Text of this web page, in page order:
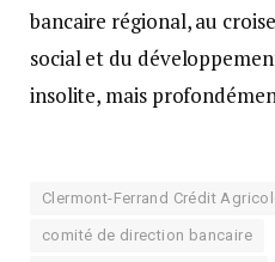
bancaire régional, au
social et du
insolite, mais
Clermont-Ferrand Crédit
comité de direction bancaire